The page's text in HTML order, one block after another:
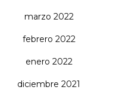
marzo 2022
febrero 2022
enero 2022
diciembre 2021